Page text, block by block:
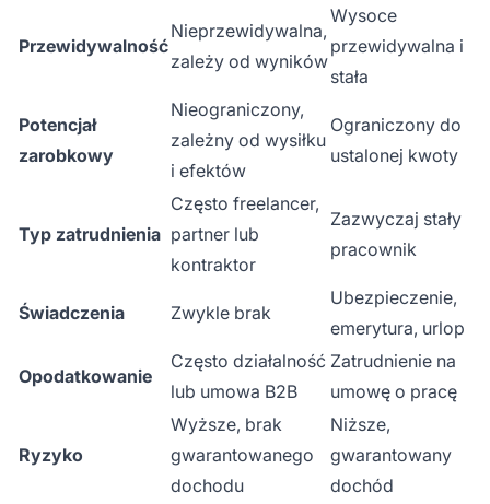
Przewidywalność
Nieprzewidywalna,
zależy od wyników
Wysoce
przewidywalna i
stała
Potencjał
zarobkowy
Nieograniczony,
zależny od wysiłku
i efektów
Ograniczony do
ustalonej kwoty
Typ zatrudnienia
Często freelancer,
partner lub
kontraktor
Zazwyczaj stały
pracownik
Świadczenia Zwykle brak
Ubezpieczenie,
emerytura, urlop
Opodatkowanie
Często działalność
lub umowa B2B
Zatrudnienie na
umowę o pracę
Ryzyko
Wyższe, brak
gwarantowanego
dochodu
Niższe,
gwarantowany
dochód